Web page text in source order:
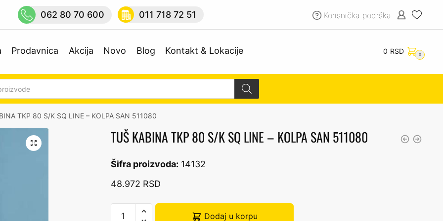
062 80 70 600 011 718 72 51 Korisnička podrška
Prodavnica Akcija Novo Blog Kontakt & Lokacije 0 RSD 0
TKP 80 S/K SQ LINE – KOLPA SAN 511080
🔍 TUŠ KABINA TKP 80 S/K SQ LINE – KOLPA SAN 511080
Šifra proizvoda: 14132
48.972 RSD
Dodaj u korpu